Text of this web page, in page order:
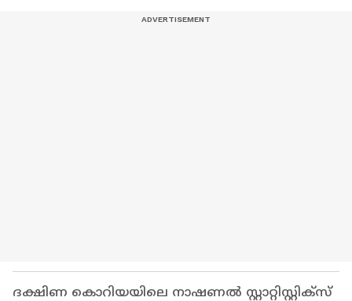
ദക്ഷിണ കൊറിയയിലെ നാഷണൽ സ്റ്റാറ്റിസ്റ്റിക്സ്